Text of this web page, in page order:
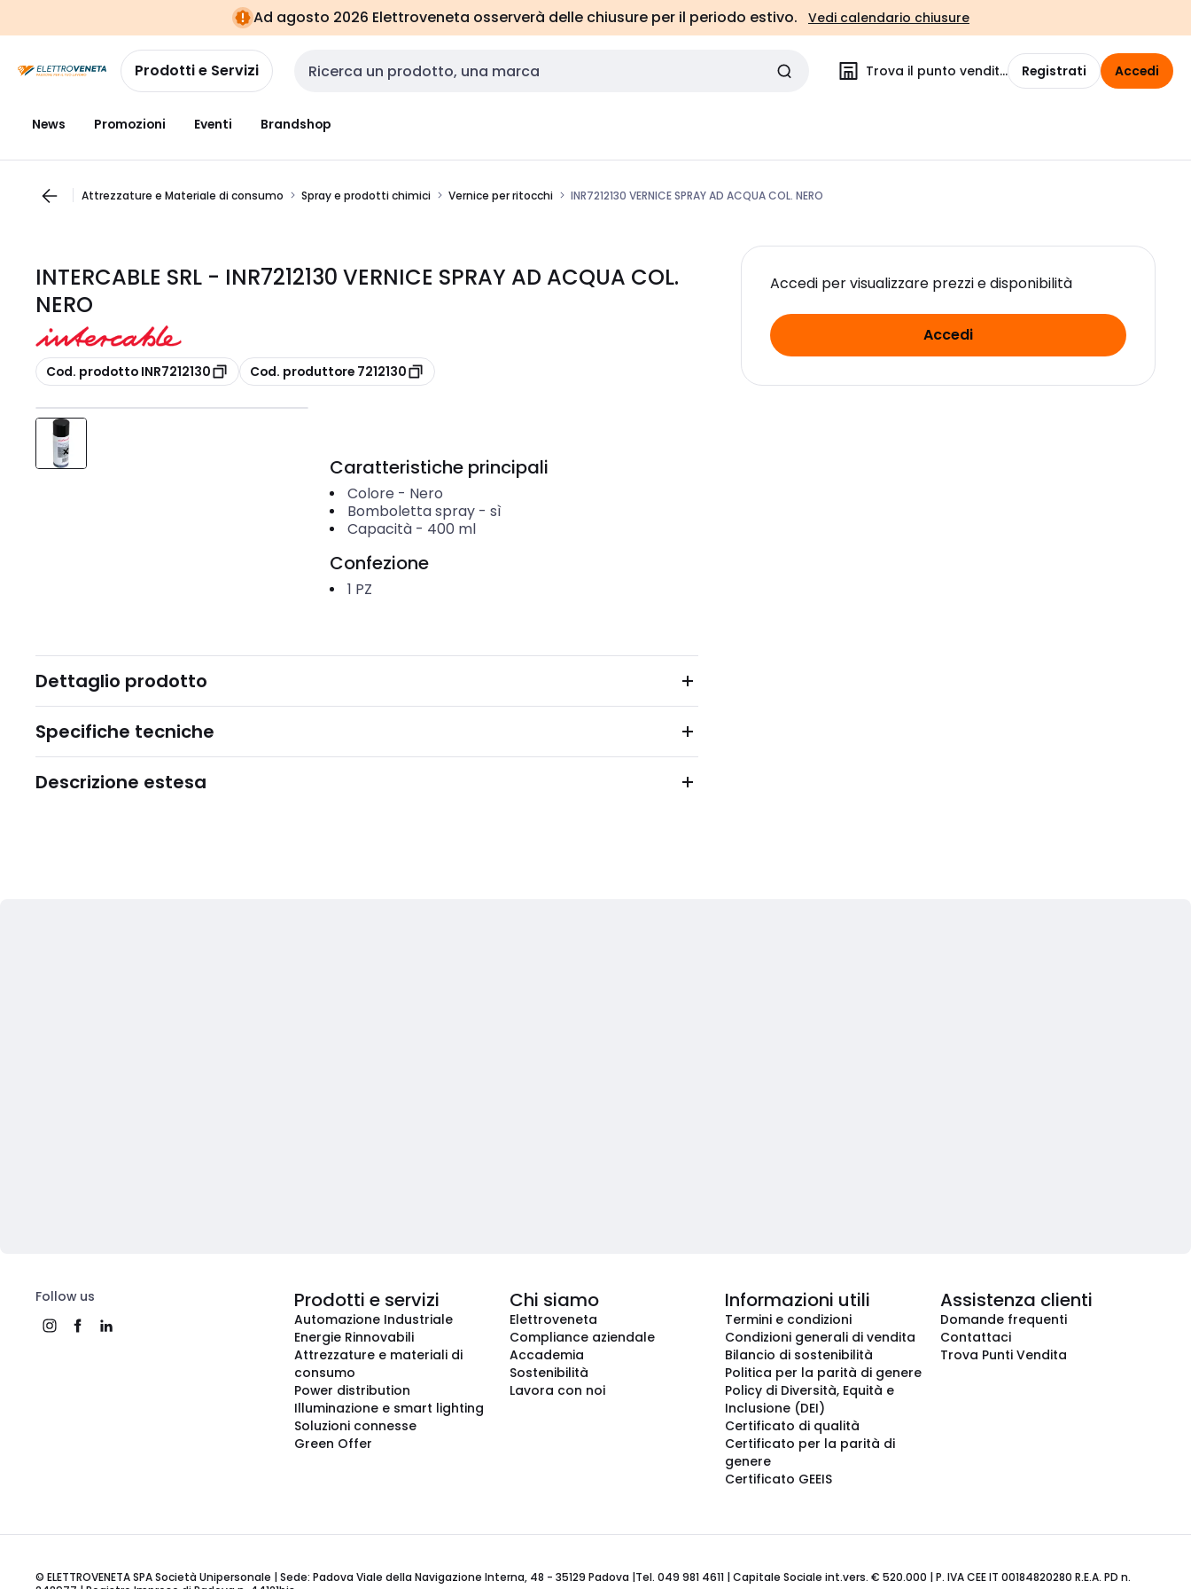
navigazionealla
pagina
Ad agosto 2026 Elettroveneta osserverà delle chiusure per il periodo estivo. Vedi calendario chiusure
Prodotti e Servizi Cerca input Trova il punto vendita Registrati Accedi
News Promozioni Eventi Brandshop
Attrezzature e Materiale di consumo Spray e prodotti chimici Vernice per ritocchi INR7212130 VERNICE SPRAY AD ACQUA COL. NERO
INTERCABLE SRL - INR7212130 VERNICE SPRAY AD ACQUA COL.
NERO
copia
Cod. prodotto INR7212130 copia
Cod. produttore 7212130
Accedi per visualizzare prezzi e disponibilità
Accedi
Caratteristiche principali
Colore - Nero
Bomboletta spray- sì
Capacità- 400 ml
Confezione
1 PZ
Dettaglio prodotto
Specifiche tecniche
Descrizione estesa
Follow us Prodotti e servizi
Automazione Industriale
Energie Rinnovabili
Attrezzature e materiali di
consumo
Power distribution
Illuminazione e smart lighting
Soluzioni connesse
Green Offer
Chi siamo
Elettroveneta
Compliance aziendale
Accademia
Sostenibilità
Lavora con noi
Informazioni utili
Termini e condizioni
Condizioni generali di vendita
Bilancio di sostenibilità
Politica per la parità di genere
Policy di Diversità, Equità e
Inclusione (DEI)
Certificato di qualità
Certificato per la parità di
genere
Certificato GEEIS
Assistenza clienti
Domande frequenti
Contattaci
Trova Punti Vendita
© ELETTROVENETA SPA Società Unipersonale | Sede: Padova Viale della Navigazione Interna, 48 - 35129 Padova |Tel. 049 981 4611 | Capitale Sociale int.vers. € 520.000 | P. IVA CEE IT 00184820280 R.E.A. PD n.